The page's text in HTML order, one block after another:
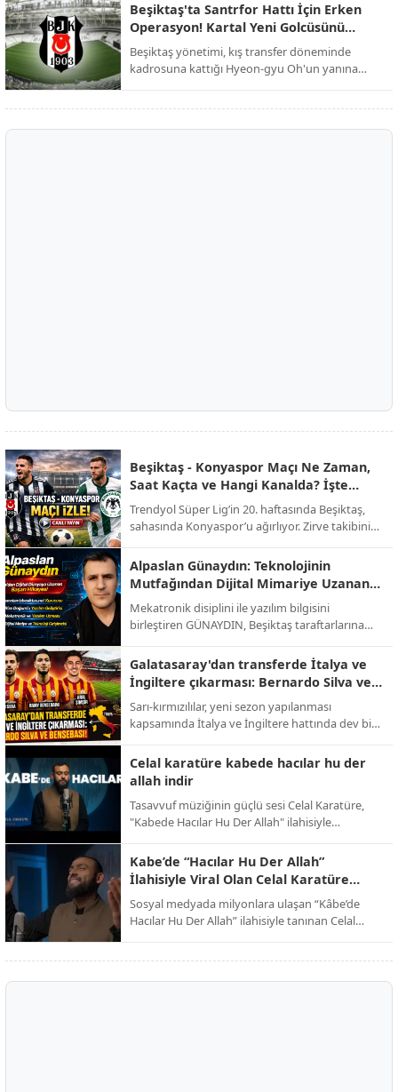
kaldı.
Beşiktaş'ta Santrfor Hattı İçin Erken
Operasyon! Kartal Yeni Golcüsünü
Buldu
Beşiktaş yönetimi, kış transfer döneminde
kadrosuna kattığı Hyeon-gyu Oh'un yanına
Beşiktaş - Konyaspor Maçı Ne Zaman,
Saat Kaçta ve Hangi Kanalda? İşte
Muhtemel 11'ler!
Trendyol Süper Lig’in 20. haftasında Beşiktaş,
sahasında Konyaspor’u ağırlıyor. Zirve takibini
sıralardan uzaklaşmayı hedefleyen yeşil-
beyazlıların randevusu öncesi tüm detaylar belli
oldu.
Alpaslan Günaydın: Teknolojinin
Mutfağından Dijital Mimariye Uzanan
Bir Başarı Hikayesi
Mekatronik disiplini ile yazılım bilgisini
birleştiren GÜNAYDIN, Beşiktaş taraftarlarına
platformunu baştan sona kendi emeğiyle
kodlayarak hayata geçirdi. Tasarımından
altyapısına kadar tüm teknik süreci üstlenen
Alpaslan Günaydın, dijital medya ve yazılım
alanında üretmeye devam ediyor.
Galatasaray'dan transferde İtalya ve
İngiltere çıkarması: Bernardo Silva ve
Bensebaini bombası!
Sarı-kırmızılılar, yeni sezon yapılanması
kapsamında İtalya ve İngiltere hattında dev bir
yürüttüğü görüşmelerde dünya yıldızları
masada.
Celal karatüre kabede hacılar hu der
allah indir
Tasavvuf müziğinin güçlü sesi Celal Karatüre,
"Kabede Hacılar Hu Der Allah" ilahisiyle
atmosferine davet ederken, eser dijital
platformlarda paylaşım rekorları kırmaya devam
ediyor.
Kabe’de “Hacılar Hu Der Allah”
İlahisiyle Viral Olan Celal Karatüre
Kimdir?
Sosyal medyada milyonlara ulaşan “Kâbe’de
Hacılar Hu Der Allah” ilahisiyle tanınan Celal